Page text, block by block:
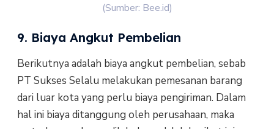
(Sumber: Bee.id)
9. Biaya Angkut Pembelian
Berikutnya adalah biaya angkut pembelian, sebab
PT Sukses Selalu melakukan pemesanan barang
dari luar kota yang perlu biaya pengiriman. Dalam
hal ini biaya ditanggung oleh perusahaan, maka